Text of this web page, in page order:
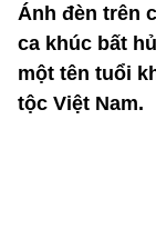
Ánh đèn trên
ca khúc bất
một tên tuổi
tộc Việt Nam.